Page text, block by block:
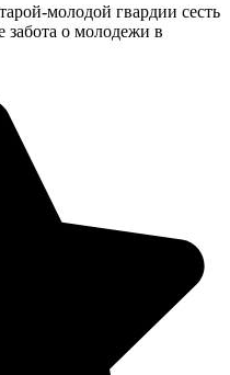
молодой гвардии сесть
забота о молодежи в